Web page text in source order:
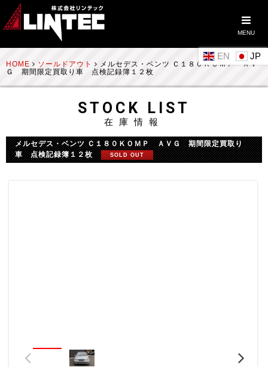
MENU
EN
HOME ソールドアウト
メルセデス・ベンツ Ｃ１８０ＫＯＭＰ ＡＶ
Ｇ 期間限定買取り車 点検記録簿１２枚
STOCK LIST
在庫情報
メルセデス・ベンツ Ｃ１８０ＫＯＭＰ ＡＶＧ 期間限定買取り
車 点検記録簿１２枚
SOLD OUT